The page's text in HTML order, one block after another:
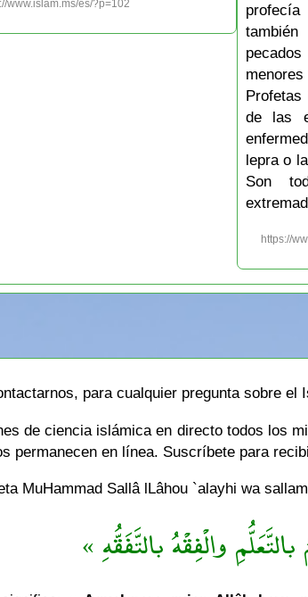
www.islam.ms/es/?p=102
de las
lepra o
Son
https://
para cualquier pregunta sobre
de ciencia islámica en directo todos los
permanecen en línea. Suscríbete para
MuHammad Sallâ lLâhou `alayhi wa
والْفِقْهُ بالتَّفَقُّهِ »